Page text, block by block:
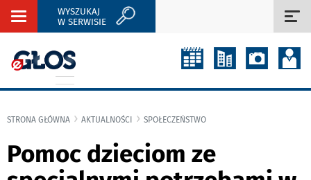
Rozwiń
WYSZUKAJ
W SERWISIE
STRONA GŁÓWNA AKTUALNOŚCI SPOŁECZEŃSTWO
Pomoc dzieciom ze